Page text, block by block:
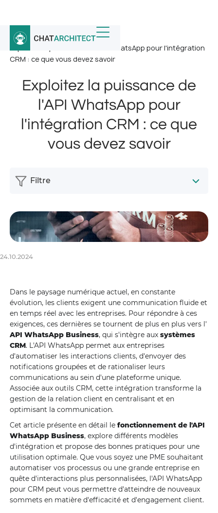
Accueil / Nouvelles /
Exploitez la puissance de l'API WhatsApp pour l'intégration
CRM : ce que vous devez savoir
Exploitez la puissance de
l'API WhatsApp pour
l'intégration CRM : ce que
vous devez savoir
24.10.2024
Dans le paysage numérique actuel, en constante
évolution, les clients exigent une communication fluide et
en temps réel avec les entreprises. Pour répondre à ces
exigences, ces dernières se tournent de plus en plus vers l'
API WhatsApp Business, qui s'intègre aux systèmes
CRM. L'API WhatsApp permet aux entreprises
d'automatiser les interactions clients, d'envoyer des
notifications groupées et de rationaliser leurs
communications au sein d'une plateforme unique.
Associée aux outils CRM, cette intégration transforme la
gestion de la relation client en centralisant et en
optimisant la communication.
Cet article présente en détail le fonctionnement de l'API
WhatsApp Business, explore différents modèles
d'intégration et propose des bonnes pratiques pour une
utilisation optimale. Que vous soyez une PME souhaitant
automatiser vos processus ou une grande entreprise en
quête d'interactions plus personnalisées, l'API WhatsApp
pour CRM peut vous permettre d'atteindre de nouveaux
sommets en matière d'efficacité et d'engagement client.
Filtre